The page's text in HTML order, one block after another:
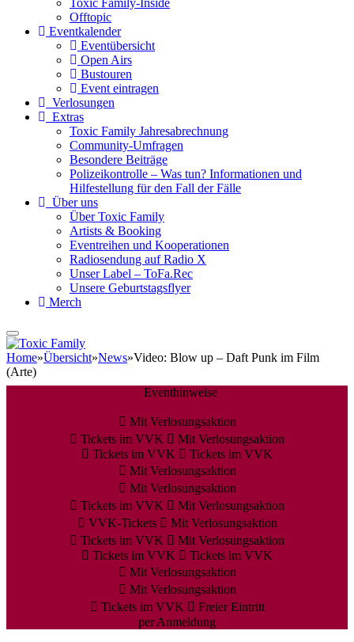
Toxic Family-Inside
Offtopic
Eventkalender
Eventübersicht
Open Airs
Bustouren
Event eintragen
Verlosungen
Extras
Toxic Family Jahresabrechnung
Community-Umfragen
Besondere Beiträge
Polizeikontrolle – Was tun? Informationen und
Hilfestellung für den Fall der Fälle
Über uns
Über Toxic Family
Artists & Booking
Eventreihen und Kooperationen
Radiosendung auf Radio X
Unser Label – ToFa.Rec
Unsere Geburtstagsflyer
Merch
Home»Übersicht»News»Video: Blow up – Daft Punk im Film
(Arte)
Eventhinweise
Mit Verlosungsaktion
Tickets im VVK
Mit Verlosungsaktion
Tickets im VVK
Tickets im VVK
Mit Verlosungsaktion
Mit Verlosungsaktion
Tickets im VVK
Mit Verlosungsaktion
VVK-Tickets
Mit Verlosungsaktion
Tickets im VVK
Mit Verlosungsaktion
Tickets im VVK
Tickets im VVK
Mit Verlosungsaktion
Mit Verlosungsaktion
Tickets im VVK
Freier Eintritt
per Anmeldung